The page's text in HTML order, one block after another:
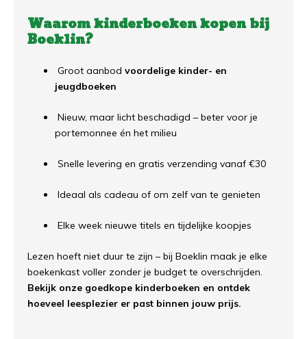
Waarom kinderboeken kopen bij
Boeklin?
Groot aanbod voordelige kinder- en
jeugdboeken
Nieuw, maar licht beschadigd – beter voor je
portemonnee én het milieu
Snelle levering en gratis verzending vanaf €30
Ideaal als cadeau of om zelf van te genieten
Elke week nieuwe titels en tijdelijke koopjes
Lezen hoeft niet duur te zijn – bij Boeklin maak je elke
boekenkast voller zonder je budget te overschrijden.
Bekijk onze goedkope kinderboeken en ontdek
hoeveel leesplezier er past binnen jouw prijs.